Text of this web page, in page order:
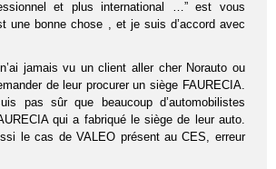
et plus international …” est vous
une bonne chose , et je suis d’accord avec
jamais vu un client aller cher Norauto ou
de leur procurer un siège FAURECIA.
pas sûr que beaucoup d’automobilistes
qui a fabriqué le siège de leur auto.
le cas de VALEO présent au CES, erreur